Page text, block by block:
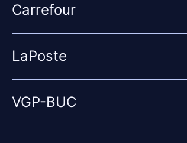
Carrefour
LaPoste
VGP-BUC